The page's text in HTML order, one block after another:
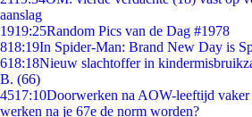
aanslag
1919:25Random Pics van de Dag #1978
818:19In Spider-Man: Brand New Day is
618:18Nieuw slachtoffer in
B. (66)
4517:10Doorwerken na AOW-leeftijd vaker
werken na je 67e de norm worden?